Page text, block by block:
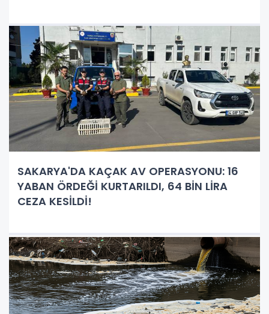
SAKARYA'DA KAÇAK AV OPERASYONU: 16
YABAN ÖRDEĞİ KURTARILDI, 64 BİN LİRA
CEZA KESİLDİ!